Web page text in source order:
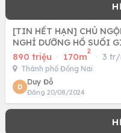
[TIN HẾT HẠN] CHỦ NGỘP
NGHỈ DƯỠNG HỒ SUỐI
890 triệu · 170m
2
· 3
Thành phố Đồng Nai
D
Duy Đỗ
Đăng 20/08/2024